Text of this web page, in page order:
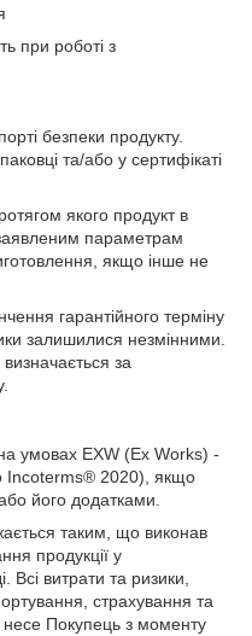
при роботі з
безпеки продукту.
та/або у сертифікаті
якого продукт в
заявленим параметрам
якщо інше не
гарантійного терміну
залишилися незмінними.
за
умовах EXW (Ex Works) -
Incoterms® 2020), якщо
його додатками.
таким, що виконав
продукції у
Всі витрати та ризики,
страхування та
Покупець з моменту